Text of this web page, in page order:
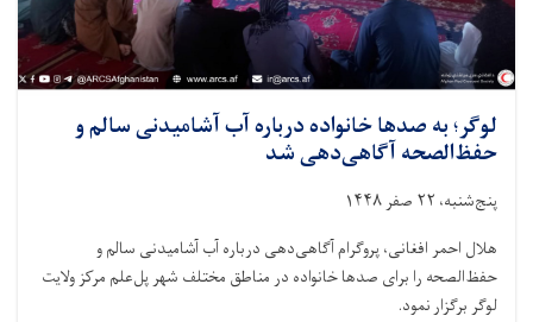
لوگر؛ به صدها خانواده درباره آب آشامیدنی سالم و
حفظ‌الصحه آگاهی‌دهی شد
پنج‌شنبه، ۲۲ صفر ۱۴۴۸
هلال احمر افغانی، پروگرام آگاهی‌دهی درباره آب آشامیدنی سالم و
حفظ‌الصحه را برای صدها خانواده در مناطق مختلف شهر پل‌علم مرکز ولایت
لوگر برگزار نمود.